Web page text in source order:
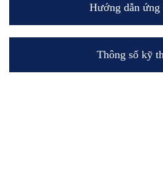
Hướng dẫn ứng
Thông số kỹ